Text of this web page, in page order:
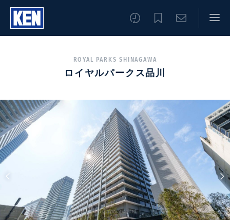
ROYAL PARKS SHINAGAWA
ロイヤルパークス品川